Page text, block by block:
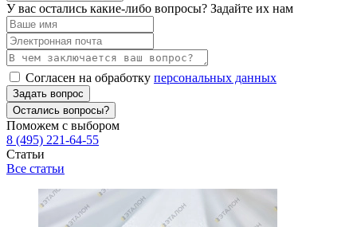
У вас остались какие-либо вопросы? Задайте их нам
Согласен на обработку персональных данных
Задать вопрос
Остались вопросы?
Поможем с выбором
8 (495) 221-64-55
Статьи
Все статьи